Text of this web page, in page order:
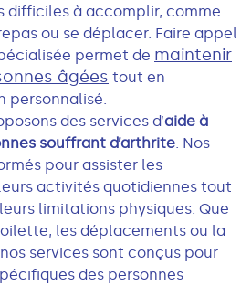
difficiles à accomplir, comme
ou se déplacer. Faire appel
permet de maintenir
âgées tout en
personnalisé.
des services d’aide à
souffrant d’arthrite. Nos
pour assister les
activités quotidiennes tout
limitations physiques. Que
les déplacements ou la
services sont conçus pour
des personnes